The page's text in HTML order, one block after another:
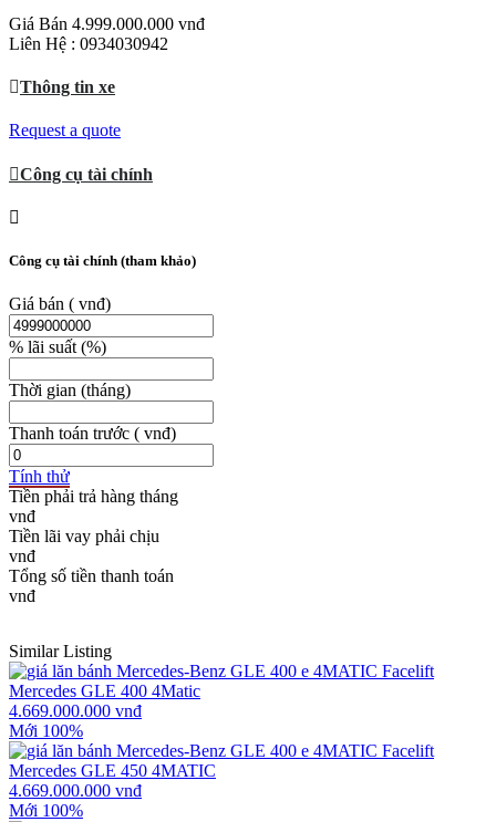
Giá Bán 4.999.000.000 vnđ
Liên Hệ : 0934030942
Thông tin xe
Request a quote
Công cụ tài chính
Công cụ tài chính (tham khảo)
Giá bán ( vnđ)
% lãi suất (%)
Thời gian (tháng)
Thanh toán trước ( vnđ)
Tính thử
Tiền phải trả hàng tháng
Tiền lãi vay phải chịu
Tổng số tiền thanh toán
Similar Listing
Mercedes GLE 400 4Matic
4.669.000.000 vnđ
Mới 100%
Mercedes GLE 450 4MATIC
4.669.000.000 vnđ
Mới 100%